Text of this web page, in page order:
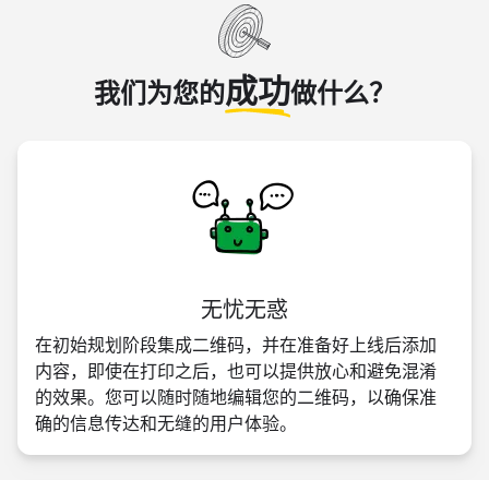
我们为您的成功做什么？
无忧无惑
在初始规划阶段集成二维码，并在准备好上线后添加
内容，即使在打印之后，也可以提供放心和避免混淆
的效果。您可以随时随地编辑您的二维码，以确保准
确的信息传达和无缝的用户体验。